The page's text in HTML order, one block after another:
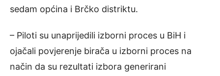
sedam općina i Brčko distriktu.
– Piloti su unaprijedili izborni proces u BiH i
ojačali povjerenje birača u izborni proces na
način da su rezultati izbora generirani